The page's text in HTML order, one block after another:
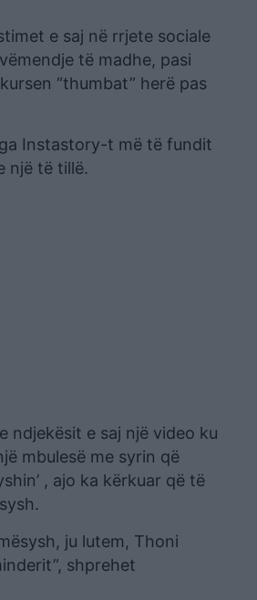
e saj në rrjete sociale
të madhe, pasi
“thumbat” herë pas
Instastory-t më të fundit
një të tillë.
ndjekësit e saj një video ku
mbulesë me syrin që
, ajo ka kërkuar që të
ju lutem, Thoni
shprehet